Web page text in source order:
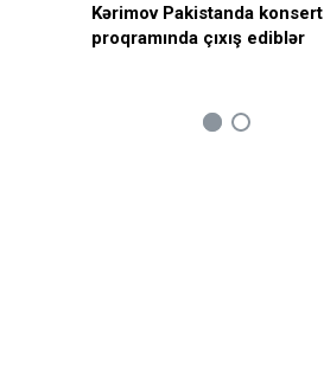
Kərimov Pakistanda konsert
proqramında çıxış ediblər